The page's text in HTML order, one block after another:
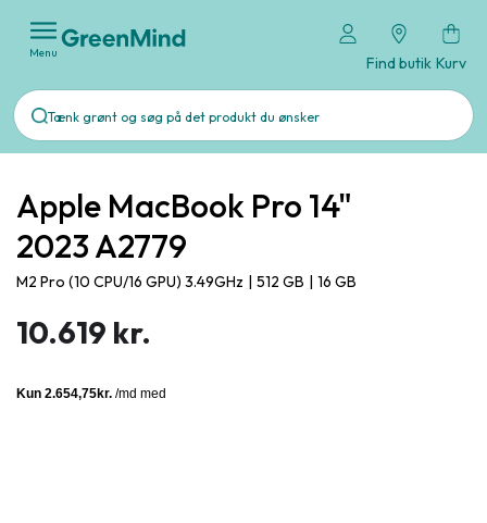
Menu
Find butik Kurv
Apple MacBook Pro 14"
2023 A2779
M2 Pro (10 CPU/16 GPU) 3.49GHz | 512 GB | 16 GB
10.619 kr.